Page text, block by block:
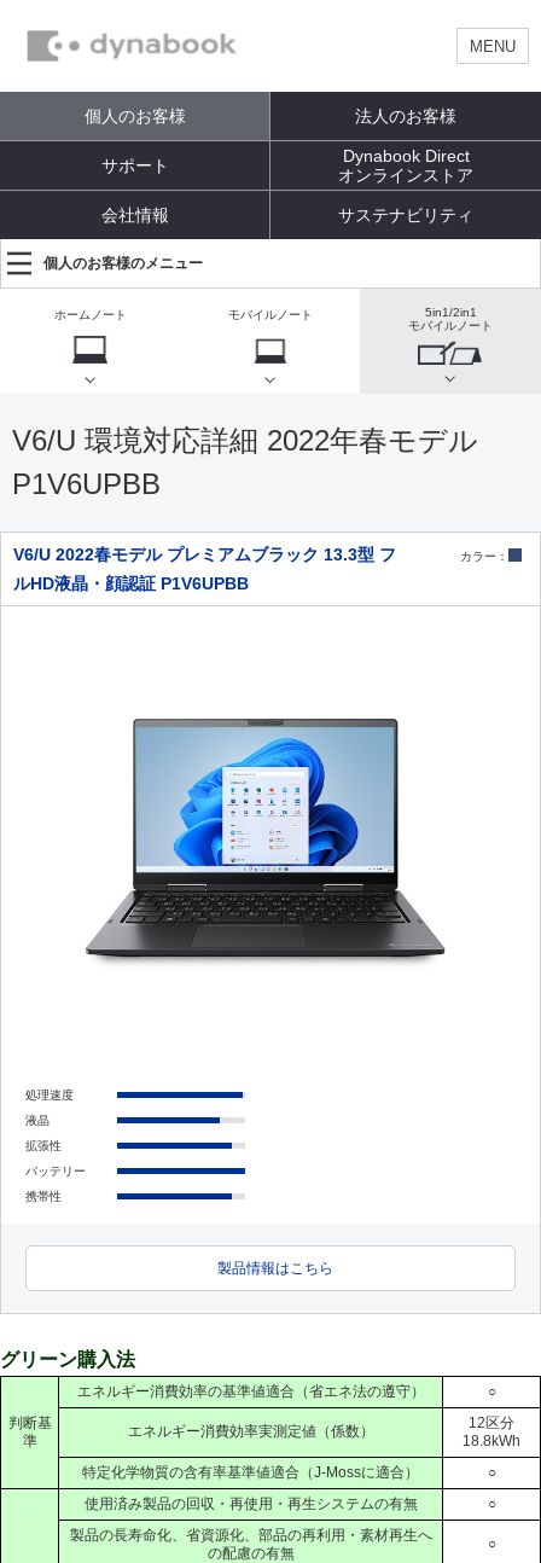
MENU
個人のお客様 法人のお客様
サポート
Dynabook Direct
オンラインストア
会社情報 サステナビリティ
個人のお客様のメニュー
ホームノート モバイルノート
5in1/2in1
モバイルノート
V6/U 環境対応詳細 2022年春モデル
P1V6UPBB
V6/U 2022春モデル プレミアムブラック 13.3型 フ
ルHD液晶・顔認証 P1V6UPBB
カラー：
処理速度
液晶
拡張性
バッテリー
携帯性
製品情報はこちら
グリーン購入法
判断基
準
エネルギー消費効率の基準値適合（省エネ法の遵守） ○
エネルギー消費効率実測定値（係数）
12区分
18.8kWh
特定化学物質の含有率基準値適合（J-Mossに適合）
○
使用済み製品の回収・再使用・再生システムの有無
○
製品の長寿命化、省資源化、部品の再利用・素材再生へ
の配慮の有無
○